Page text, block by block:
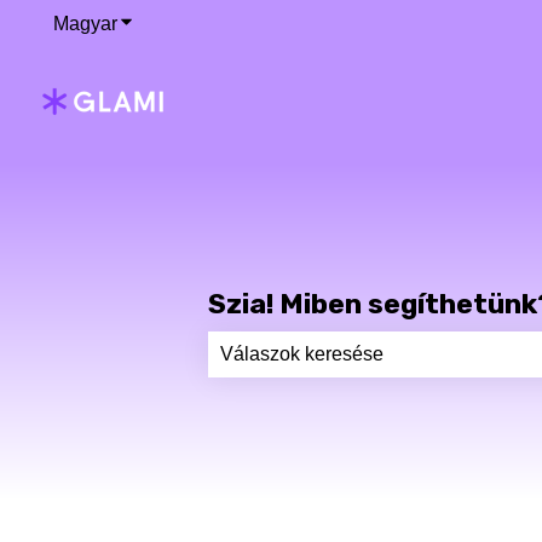
MagyarAlmenü megjelenítése fordításokhoz
Szia! Miben